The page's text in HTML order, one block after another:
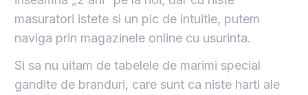
masuratori istete si un pic de intuitie, putem
naviga prin magazinele online cu usurinta.
Si sa nu uitam de tabelele de marimi special
gandite de branduri, care sunt ca niste harti ale